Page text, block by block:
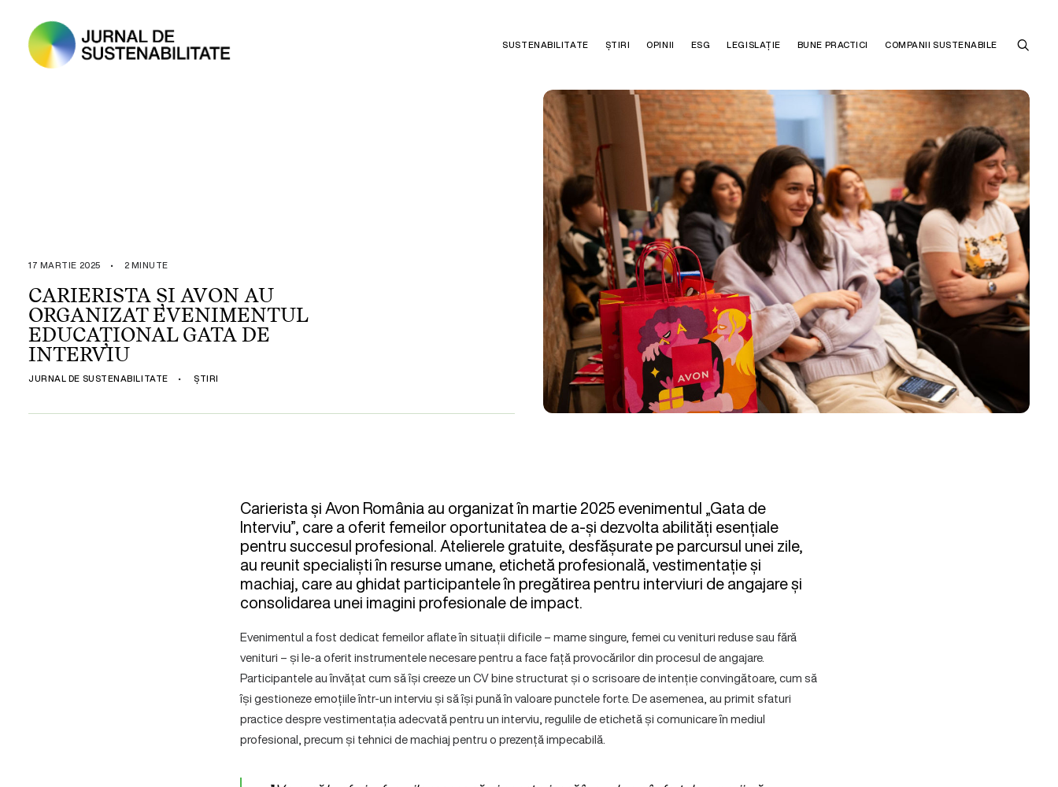
SUSTENABILITATE ȘTIRI OPINII ESG LEGISLAȚIE BUNE PRACTICI COMPANII SUSTENABILE
17 MARTIE 2025 • 2 MINUTE
CARIERISTA ȘI AVON AU
ORGANIZAT EVENIMENTUL
EDUCAȚIONAL GATA DE
INTERVIU
JURNAL DE SUSTENABILITATE • ȘTIRI
Carierista și Avon România au organizat în martie 2025 evenimentul „Gata de
Interviu”, care a oferit femeilor oportunitatea de a-și dezvolta abilități esențiale
pentru succesul profesional. Atelierele gratuite, desfășurate pe parcursul unei zile,
au reunit specialiști în resurse umane, etichetă profesională, vestimentație și
machiaj, care au ghidat participantele în pregătirea pentru interviuri de angajare și
consolidarea unei imagini profesionale de impact.
Evenimentul a fost dedicat femeilor aflate în situații dificile – mame singure, femei cu venituri reduse sau fără
venituri – și le-a oferit instrumentele necesare pentru a face față provocărilor din procesul de angajare.
Participantele au învățat cum să își creeze un CV bine structurat și o scrisoare de intenție convingătoare, cum să
își gestioneze emoțiile într-un interviu și să își pună în valoare punctele forte. De asemenea, au primit sfaturi
practice despre vestimentația adecvată pentru un interviu, regulile de etichetă și comunicare în mediul
profesional, precum și tehnici de machiaj pentru o prezență impecabilă.